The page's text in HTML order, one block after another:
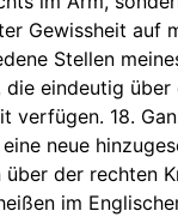
Gewissheit auf
Stellen
die eindeutig über
verfügen. 18.
neue
über der rechten
im